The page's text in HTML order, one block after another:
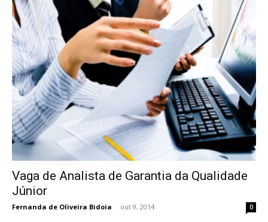
Vaga de Analista de Garantia da Qualidade
Júnior
Fernanda de Oliveira Bidoia - out 9, 2014 0